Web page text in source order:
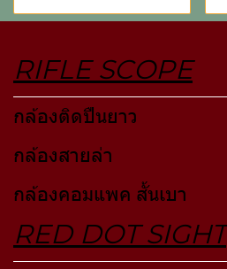
RIFLE SCOPE
กล้องติดปืนยาว
กล้องสายล่า
กล้องคอมแพค สั้นเบา
RED DOT SIGHT